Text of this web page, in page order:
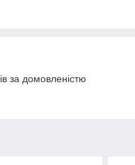
за домовленістю